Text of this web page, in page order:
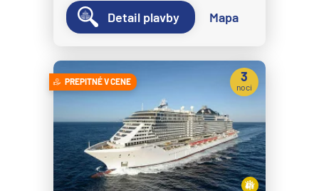
Detail plavby Mapa
PREPITNÉ V CENE 3
noci